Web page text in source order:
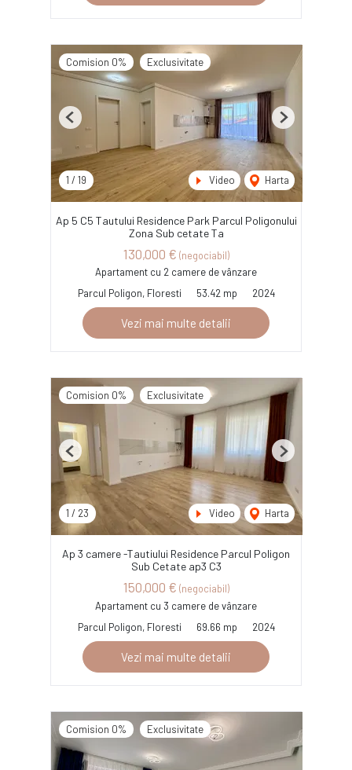
Comision 0% Exclusivitate
1 / 19 Video Harta
Previous Next
Ap 5 C5 Tautului Residence Park Parcul Poligonului
Zona Sub cetate Ta
130,000 € (negociabil)
Apartament cu 2 camere de vânzare
Parcul Poligon, Floresti
53.42 mp 2024
Vezi mai multe detalii
Comision 0% Exclusivitate
1 / 23 Video Harta
Previous Next
Ap 3 camere -Tautiului Residence Parcul Poligon
Sub Cetate ap3 C3
150,000 € (negociabil)
Apartament cu 3 camere de vânzare
Parcul Poligon, Floresti
69.66 mp 2024
Vezi mai multe detalii
Comision 0% Exclusivitate